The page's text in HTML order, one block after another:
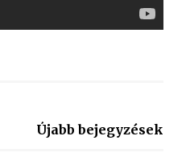
Újabb bejegyzések